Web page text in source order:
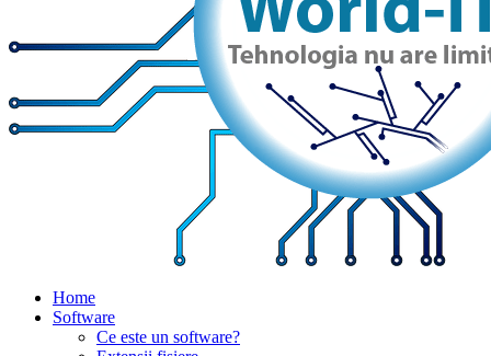
Home
Software
Ce este un software?